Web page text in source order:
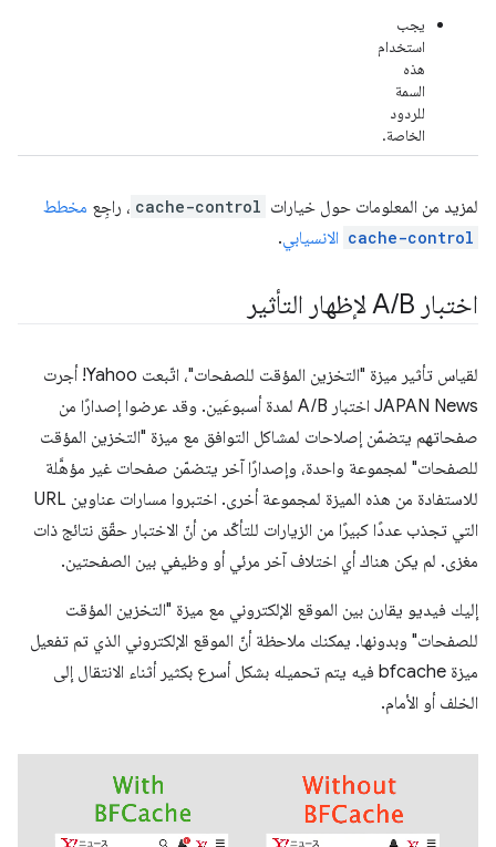
يجب
استخدام
هذه
السمة
للردود
الخاصة.
لمزيد من المعلومات حول خيارات cache-control ، راجِع مخطط
cache-control الانسيابي.
اختبار A /B لإظهار التأثير
لقياس تأثير ميزة "التخزين المؤقت للصفحات"، اتّبعت Yahoo! أجرت
JAPAN News اختبار A/B لمدة أسبوعَين. وقد عرضوا إصدارًا من
صفحاتهم يتضمّن إصلاحات لمشاكل التوافق مع ميزة "التخزين المؤقت
للصفحات" لمجموعة واحدة، وإصدارًا آخر يتضمّن صفحات غير مؤهَّلة
للاستفادة من هذه الميزة لمجموعة أخرى. اختبروا مسارات عناوين URL
التي تجذب عددًا كبيرًا من الزيارات للتأكّد من أنّ الاختبار حقّق نتائج ذات
مغزى. لم يكن هناك أي اختلاف آخر مرئي أو وظيفي بين الصفحتين.
إليك فيديو يقارن بين الموقع الإلكتروني مع ميزة "التخزين المؤقت
للصفحات" وبدونها. يمكنك ملاحظة أنّ الموقع الإلكتروني الذي تم تفعيل
ميزة bfcache فيه يتم تحميله بشكل أسرع بكثير أثناء الانتقال إلى
الخلف أو الأمام.